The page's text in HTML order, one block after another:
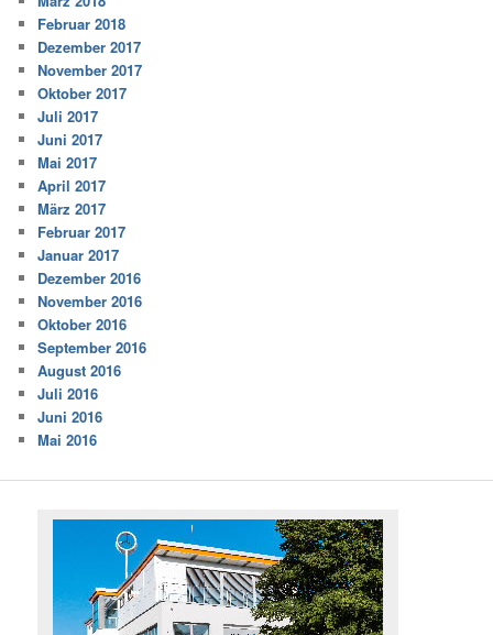
Februar 2018
Dezember 2017
November 2017
Oktober 2017
Juli 2017
Juni 2017
Mai 2017
April 2017
März 2017
Februar 2017
Januar 2017
Dezember 2016
November 2016
Oktober 2016
September 2016
August 2016
Juli 2016
Juni 2016
Mai 2016